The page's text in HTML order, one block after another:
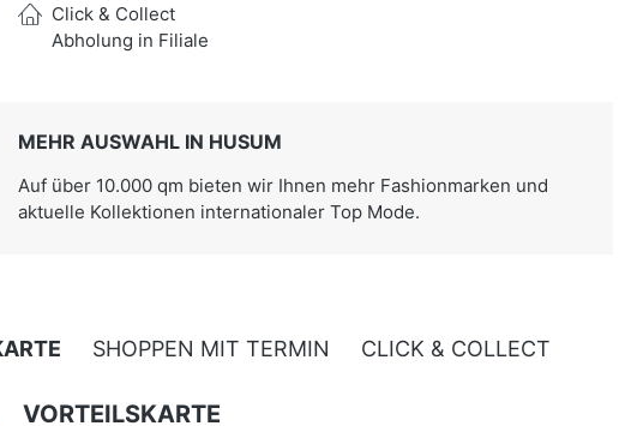
Click & Collect
Abholung in Filiale
MEHR AUSWAHL IN HUSUM
Auf über 10.000 qm bieten wir Ihnen mehr Fashionmarken und
aktuelle Kollektionen internationaler Top Mode.
SHOPPEN MIT TERMIN CLICK & COLLECT
VORTEILSKARTE